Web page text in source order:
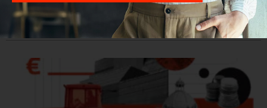
je danas da je Evropska komisija potvrdila da je Srbija
značajno unapredila sistem službenih kontrola bezbednosti
hrane biljnog porekla, te da k...